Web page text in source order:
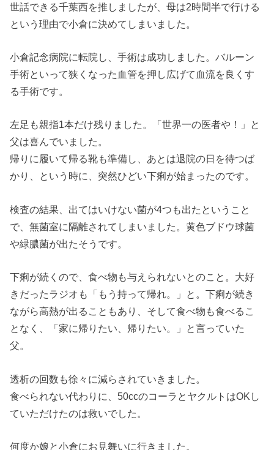
世話できる千葉西を推しましたが、母は2時間半で行ける
という理由で小倉に決めてしまいました。
小倉記念病院に転院し、手術は成功しました。バルーン
手術といって狭くなった血管を押し広げて血流を良くす
る手術です。
左足も親指1本だけ残りました。「世界一の医者や！」と
父は喜んでいました。
帰りに履いて帰る靴も準備し、あとは退院の日を待つば
かり、という時に、突然ひどい下痢が始まったのです。
検査の結果、出てはいけない菌が4つも出たということ
で、無菌室に隔離されてしまいました。黄色ブドウ球菌
や緑膿菌が出たそうです。
下痢が続くので、食べ物も与えられないとのこと。大好
きだったラジオも「もう持って帰れ。」と。下痢が続き
ながら高熱が出ることもあり、そして食べ物も食べるこ
となく、「家に帰りたい、帰りたい。」と言っていた
父。
透析の回数も徐々に減らされていきました。
食べられない代わりに、50ccのコーラとヤクルトはOKし
ていただけたのは救いでした。
何度か娘と小倉にお見舞いに行きました。